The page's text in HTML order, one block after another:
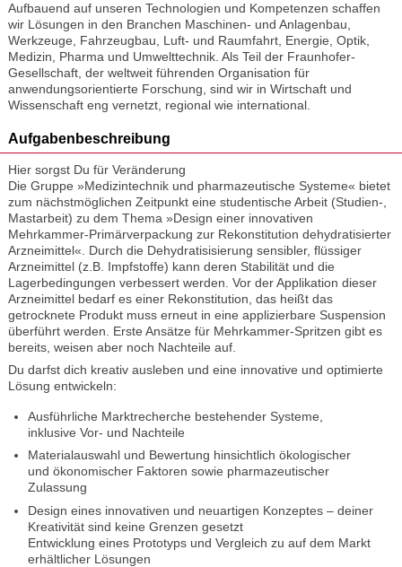
Aufbauend auf unseren Technologien und Kompetenzen schaffen
wir Lösungen in den Branchen Maschinen- und Anlagenbau,
Werkzeuge, Fahrzeugbau, Luft- und Raumfahrt, Energie, Optik,
Medizin, Pharma und Umwelttechnik. Als Teil der Fraunhofer-
Gesellschaft, der weltweit führenden Organisation für
anwendungsorientierte Forschung, sind wir in Wirtschaft und
Wissenschaft eng vernetzt, regional wie international.
Aufgabenbeschreibung
Hier sorgst Du für Veränderung
Die Gruppe »Medizintechnik und pharmazeutische Systeme« bietet
zum nächstmöglichen Zeitpunkt eine studentische Arbeit (Studien-,
Mastarbeit) zu dem Thema »Design einer innovativen
Mehrkammer-Primärverpackung zur Rekonstitution dehydratisierter
Arzneimittel«. Durch die Dehydratisisierung sensibler, flüssiger
Arzneimittel (z.B. Impfstoffe) kann deren Stabilität und die
Lagerbedingungen verbessert werden. Vor der Applikation dieser
Arzneimittel bedarf es einer Rekonstitution, das heißt das
getrocknete Produkt muss erneut in eine applizierbare Suspension
überführt werden. Erste Ansätze für Mehrkammer-Spritzen gibt es
bereits, weisen aber noch Nachteile auf.
Du darfst dich kreativ ausleben und eine innovative und optimierte
Lösung entwickeln:
Ausführliche Marktrecherche bestehender Systeme,
inklusive Vor- und Nachteile
Materialauswahl und Bewertung hinsichtlich ökologischer
und ökonomischer Faktoren sowie pharmazeutischer
Zulassung
Design eines innovativen und neuartigen Konzeptes – deiner
Kreativität sind keine Grenzen gesetzt
Entwicklung eines Prototyps und Vergleich zu auf dem Markt
erhältlicher Lösungen